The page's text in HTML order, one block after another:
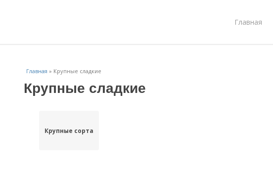
Главная
Главная » Крупные сладкие
Крупные сладкие
Крупные сорта